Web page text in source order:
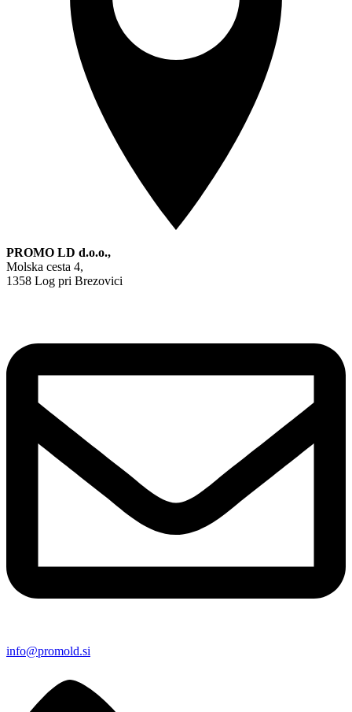
PROMO LD d.o.o.,
Molska cesta 4,
1358 Log pri Brezovici
info@promold.si